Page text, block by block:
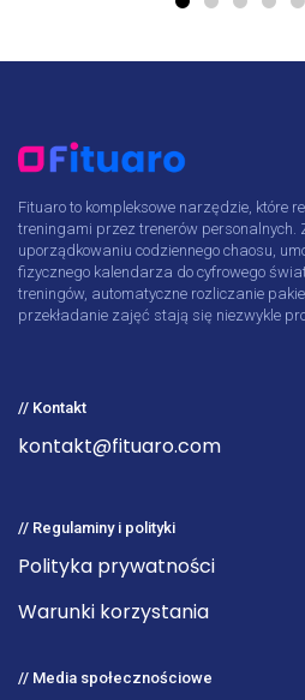
Fituaro to kompleksowe narzędzie, które
treningami przez trenerów personalnych.
uporządkowaniu codziennego chaosu,
fizycznego kalendarza do cyfrowego
treningów, automatyczne rozliczanie
przekładanie zajęć stają się niezwykle
// Kontakt
kontakt@fituaro.com
// Regulaminy i polityki
Polityka prywatności
Warunki korzystania
// Media społecznościowe